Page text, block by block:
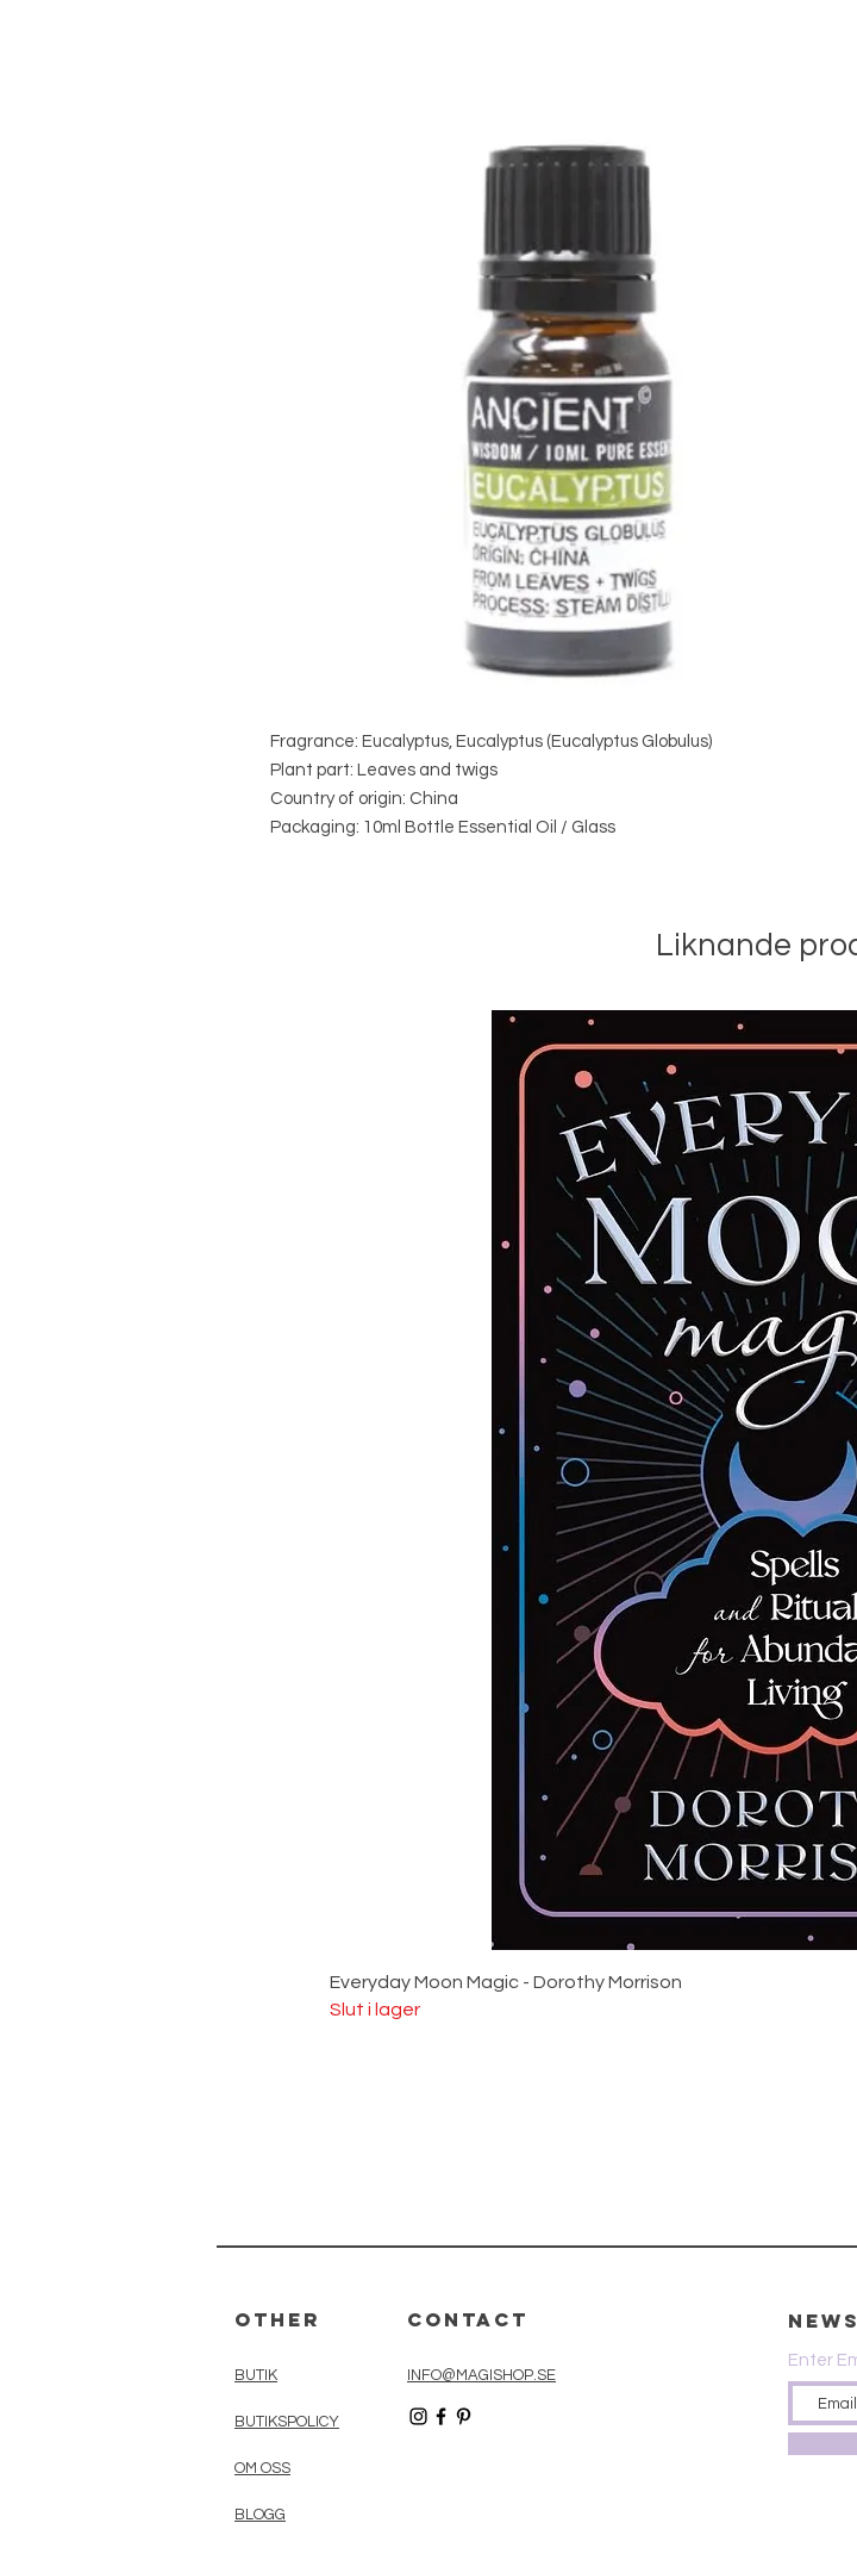
Fragrance: Eucalyptus, Eucalyptus (Eucalyptus Globulus)
Plant part: Leaves and twigs
Country of origin: China
Packaging: 10ml Bottle Essential Oil / Glass
Liknande
Everyday Moon Magic - Dorothy Morrison
Slut i lager
Other Contact
BUTIK
BUTIKSPOLICY
OM OSS
BLOGG
INFO@MAGISHOP.SE
Enter